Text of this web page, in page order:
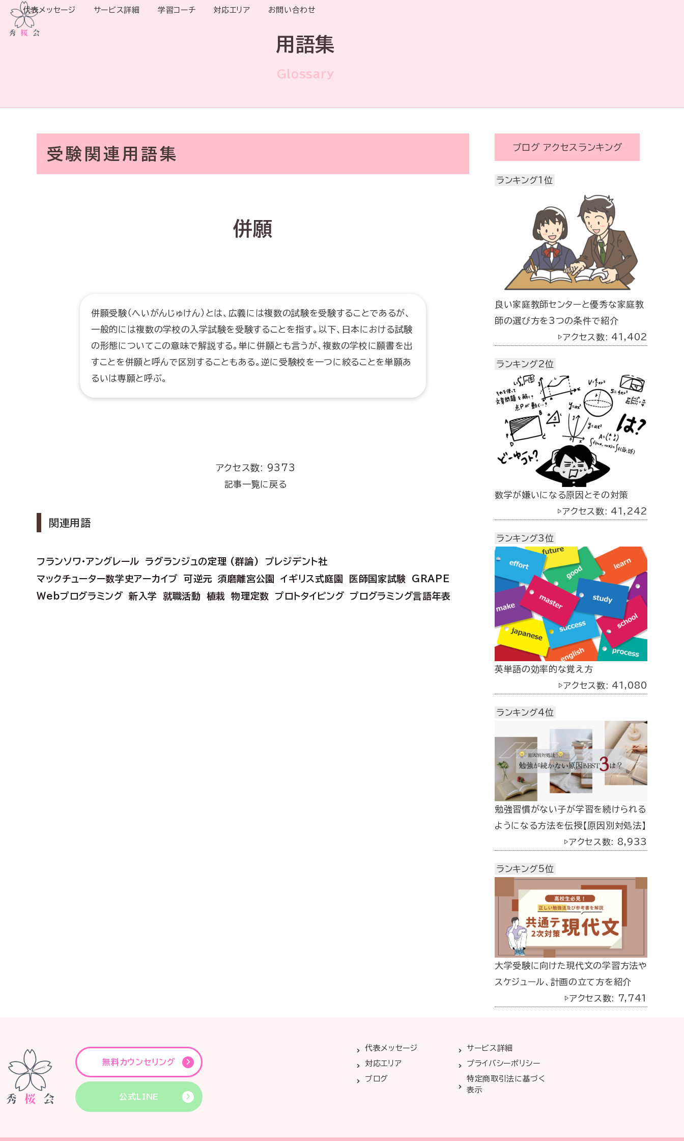
代表メッセージ サービス詳細 学習コーチ 対応エリア お問い合わせ
用語集
Glossary
受験関連用語集
併願
併願受験（へいがんじゅけん）とは、広義には複数の試験を受験することであるが、
一般的には複数の学校の入学試験を受験することを指す。以下、日本における試験
の形態についてこの意味で解説する。単に併願とも言うが、複数の学校に願書を出
すことを併願と呼んで区別することもある。逆に受験校を一つに絞ることを単願あ
るいは専願と呼ぶ。
アクセス数: 9373
記事一覧に戻る
関連用語
フランソワ・アングレール ラグランジュの定理 (群論)
プレジデント社
マックチューター数学史アーカイブ
可逆元 須磨離宮公園 イギリス式庭園 医師国家試験
GRAPE
Webプログラミング
新入学 就職活動 植栽 物理定数 プロトタイピング プログラミング言語年表
ブログ アクセスランキング
ランキング1位
良い家庭教師センターと優秀な家庭教
師の選び方を3つの条件で紹介
▷アクセス数: 41,402
ランキング2位
数学が嫌いになる原因とその対策
▷アクセス数: 41,242
ランキング3位
英単語の効率的な覚え方
▷アクセス数: 41,080
ランキング4位
勉強習慣がない子が学習を続けられる
ようになる方法を伝授【原因別対処法】
▷アクセス数: 8,933
ランキング5位
大学受験に向けた現代文の学習方法や
スケジュール、計画の立て方を紹介
▷アクセス数: 7,741
代表メッセージ
サービス詳細
対応エリア
プライバシーポリシー
ブログ
特定商取引法に基づく
表示
無料カウンセリング
公式LINE